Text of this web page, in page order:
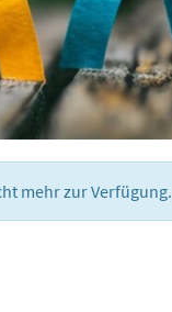
mehr zur Verfügung.